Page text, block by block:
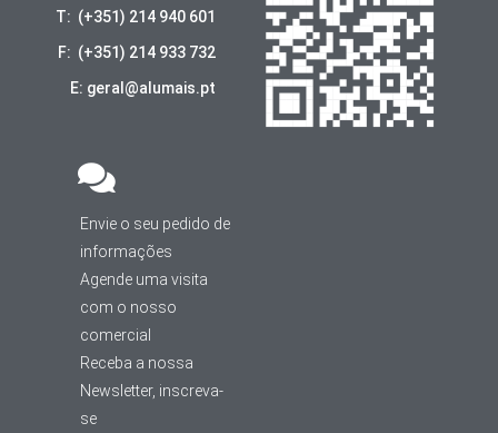
T: (+351) 214 940 601
F: (+351) 214 933 732
E: geral@alumais.pt
Envie o seu pedido de
informações
Agende uma visita
com o nosso
comercial
Receba a nossa
Newsletter, inscreva-
se